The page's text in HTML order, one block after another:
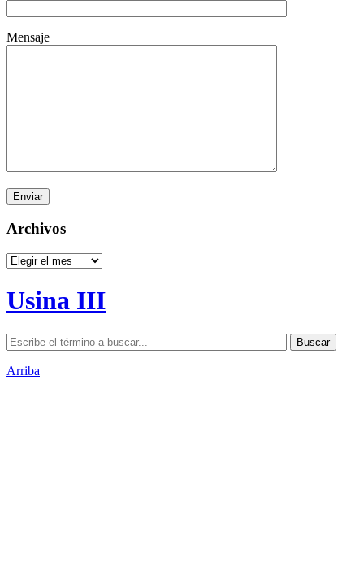
Mensaje
Archivos
Archivos
Usina III
Arriba